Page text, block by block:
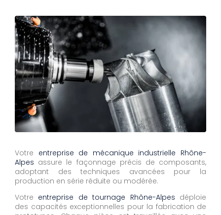
Votre entreprise de mécanique industrielle Rhône-
Alpes assure le façonnage précis de composants,
adoptant des techniques avancées pour la
production en série réduite ou modérée.
Votre entreprise de tournage Rhône-Alpes déploie
des capacités exceptionnelles pour la fabrication de